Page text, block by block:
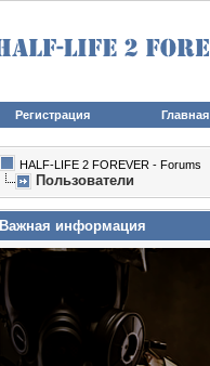
Регистрация Главная
HALF-LIFE 2 FOREVER - Forums
Пользователи
Важная информация